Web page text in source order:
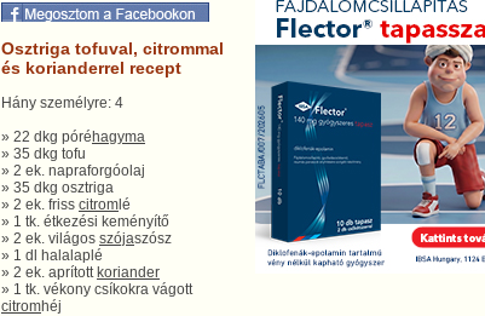
Osztriga tofuval, citrommal
és korianderrel recept
Hány személyre: 4
» 22 dkg póré hagyma
» 35 dkg tofu
» 2 ek. napraforgóolaj
» 35 dkg osztriga
» 2 ek. friss citrom lé
» 1 tk. étkezési keményítő
» 2 ek. világos szójaszósz
» 1 dl halalaplé
» 2 ek. aprított koriander
» 1 tk. vékony csíkokra vágott
citromhéj